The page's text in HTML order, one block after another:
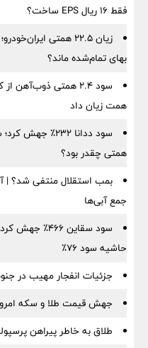
فقط ۱۶ ریال EPS ساخت؟
بهای تمام‌شده ماند؟
همت زیان داد
همتی چقدر بود؟
بمب استقلال منتفی شد؟ |
جمع آبی‌ها
حاشیه سود ۷۶٪
جزئیات انفجار مهیب در
جهش قیمت طلا و سکه امروز ۱۳ مرداد | طلای ۱۸ عیار چند
طلاق به خاطر پیراهن